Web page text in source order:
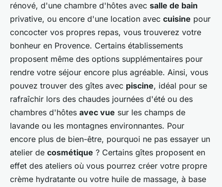
rénové, d'une chambre d'hôtes avec salle de bain
privative, ou encore d'une location avec cuisine pour
concocter vos propres repas, vous trouverez votre
bonheur en Provence. Certains établissements
proposent même des options supplémentaires pour
rendre votre séjour encore plus agréable. Ainsi, vous
pouvez trouver des gîtes avec piscine, idéal pour se
rafraîchir lors des chaudes journées d'été ou des
chambres d'hôtes avec vue sur les champs de
lavande ou les montagnes environnantes. Pour
encore plus de bien-être, pourquoi ne pas essayer un
atelier de cosmétique ? Certains gîtes proposent en
effet des ateliers où vous pourrez créer votre propre
crème hydratante ou votre huile de massage, à base